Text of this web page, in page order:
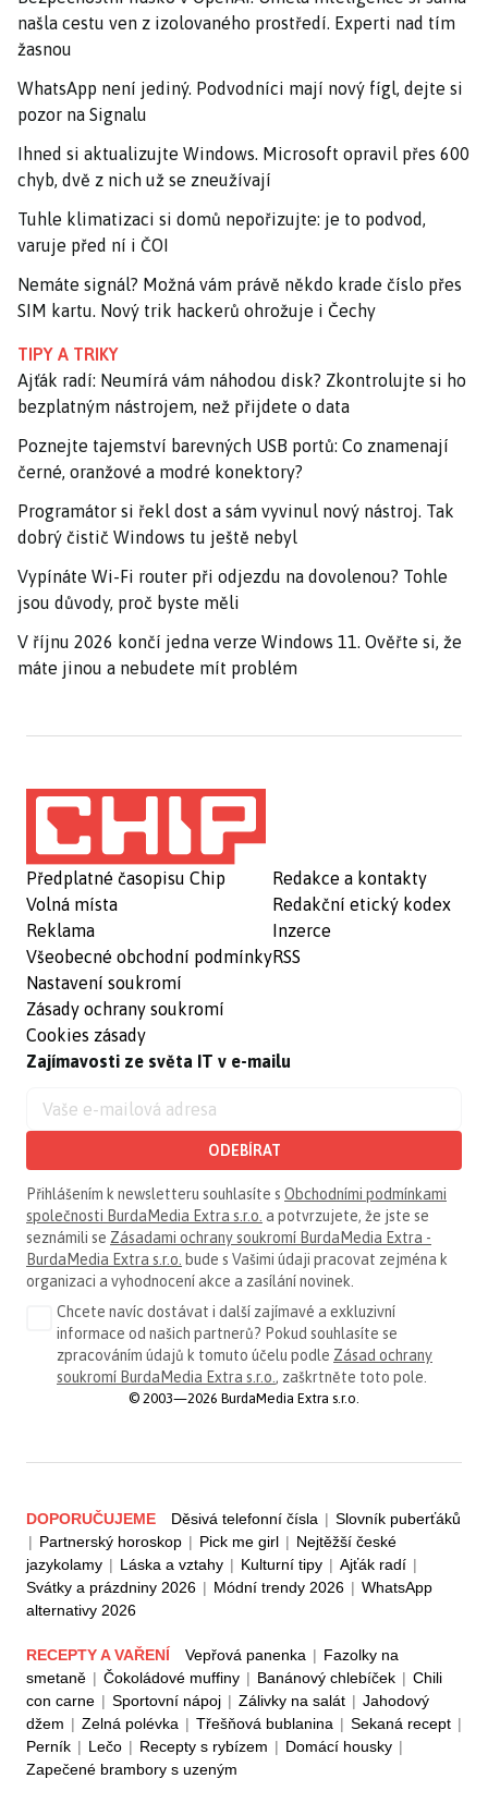
našla cestu ven z izolovaného prostředí. Experti nad tím
žasnou
WhatsApp není jediný. Podvodníci mají nový fígl, dejte si
pozor na Signalu
Ihned si aktualizujte Windows. Microsoft opravil přes 600
chyb, dvě z nich už se zneužívají
Tuhle klimatizaci si domů nepořizujte: je to podvod,
varuje před ní i ČOI
Nemáte signál? Možná vám právě někdo krade číslo přes
SIM kartu. Nový trik hackerů ohrožuje i Čechy
TIPY A TRIKY
Ajťák radí: Neumírá vám náhodou disk? Zkontrolujte si ho
bezplatným nástrojem, než přijdete o data
Poznejte tajemství barevných USB portů: Co znamenají
černé, oranžové a modré konektory?
Programátor si řekl dost a sám vyvinul nový nástroj. Tak
dobrý čistič Windows tu ještě nebyl
Vypínáte Wi-Fi router při odjezdu na dovolenou? Tohle
jsou důvody, proč byste měli
V říjnu 2026 končí jedna verze Windows 11. Ověřte si, že
máte jinou a nebudete mít problém
Předplatné časopisu Chip
Volná místa
Reklama
Všeobecné obchodní podmínky
Nastavení soukromí
Zásady ochrany soukromí
Cookies zásady
Redakce a kontakty
Redakční etický kodex
Inzerce
RSS
Zajímavosti ze světa IT v e-mailu
ODEBÍRAT
Přihlášením k newsletteru souhlasíte s Obchodními podmínkami
společnosti BurdaMedia Extra s.r.o. a potvrzujete, že jste se
seznámili se Zásadami ochrany soukromí BurdaMedia Extra -
BurdaMedia Extra s.r.o. bude s Vašimi údaji pracovat zejména k
organizaci a vyhodnocení akce a zasílání novinek.
Chcete navíc dostávat i další zajímavé a exkluzivní
informace od našich partnerů? Pokud souhlasíte se
zpracováním údajů k tomuto účelu podle Zásad ochrany
soukromí BurdaMedia Extra s.r.o. , zaškrtněte toto pole.
© 2003—2026 BurdaMedia Extra s.r.o.
DOPORUČUJEME Děsivá telefonní čísla | Slovník puberťáků
| Partnerský horoskop | Pick me girl | Nejtěžší české
jazykolamy | Láska a vztahy | Kulturní tipy | Ajťák radí |
Svátky a prázdniny 2026 | Módní trendy 2026 | WhatsApp
alternativy 2026
RECEPTY A VAŘENÍ Vepřová panenka | Fazolky na
smetaně | Čokoládové muffiny | Banánový chlebíček | Chili
con carne | Sportovní nápoj | Zálivky na salát | Jahodový
džem | Zelná polévka | Třešňová bublanina | Sekaná recept |
Perník | Lečo | Recepty s rybízem | Domácí housky |
Zapečené brambory s uzeným